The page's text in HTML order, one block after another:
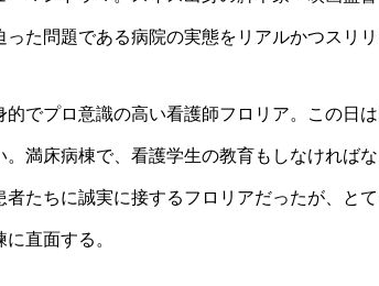
った問題である病院の実態をリアルかつスリリ
でプロ意識の高い看護師フロリア。この日
満床病棟で、看護学生の教育もしなければ
者たちに誠実に接するフロリアだったが、と
直面する。